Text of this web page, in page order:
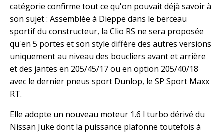
catégorie confirme tout ce qu'on pouvait déjà savoir à
son sujet : Assemblée à Dieppe dans le berceau
sportif du constructeur, la Clio RS ne sera proposée
qu'en 5 portes et son style diffère des autres versions
uniquement au niveau des boucliers avant et arrière
et des jantes en 205/45/17 ou en option 205/40/18
avec le dernier pneus sport Dunlop, le SP Sport Maxx
RT.
Elle adopte un nouveau moteur 1.6 l turbo dérivé du
Nissan Juke dont la puissance plafonne toutefois à